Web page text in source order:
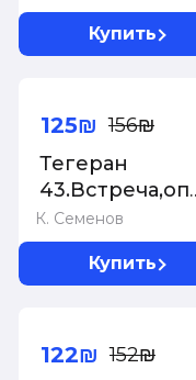
имеют власть
над нами
Купить
К. Семенов
Тегеран
ход истории
125₪ 156₪
Купить
122₪ 152₪